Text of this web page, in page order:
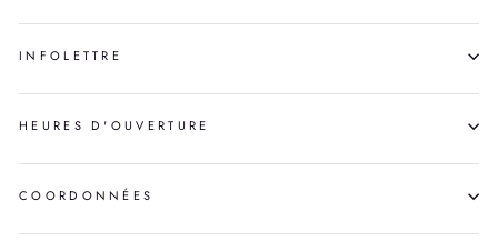
INFOLETTRE
HEURES D'OUVERTURE
COORDONNÉES